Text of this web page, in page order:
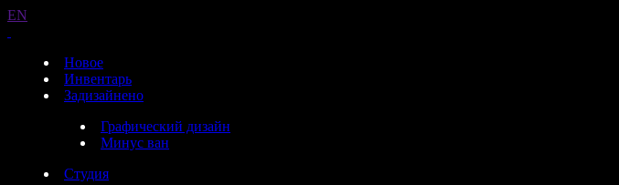
EN
Новое
Инвентарь
Задизайнено
Графический дизайн
Минус ван
Студия